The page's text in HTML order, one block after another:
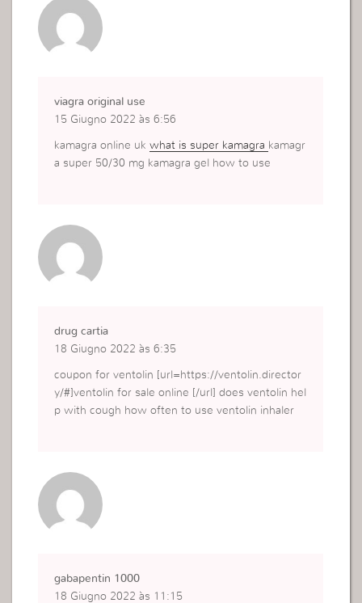
viagra original use
15 Giugno 2022 às 6:56
kamagra online ukwhat is super kamagra kamagr
a super 50/30 mg kamagra gel how to use
drug cartia
18 Giugno 2022 às 6:35
coupon for ventolin [url=https://ventolin.director
y/#]ventolin for sale online [/url] does ventolin hel
p with cough how often to use ventolin inhaler
gabapentin 1000
18 Giugno 2022 às 11:15